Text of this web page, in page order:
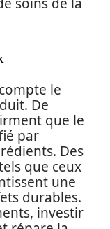
le
De
que le
par
Des
que ceux
une
durables.
investir